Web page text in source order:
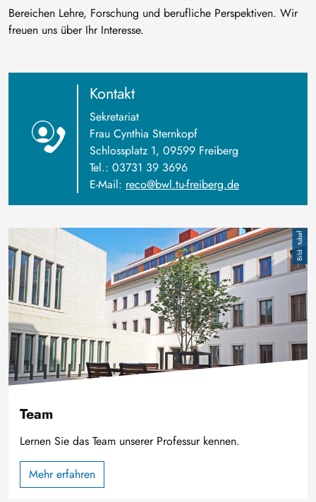
Bereichen Lehre, Forschung und berufliche Perspektiven. Wir
freuen uns über Ihr Interesse.
Kontakt
Sekretariat
Frau Cynthia Sternkopf
Schlossplatz 1, 09599 Freiberg
Tel.: 03731 39 3696
E-Mail: reco@bwl.tu-freiberg.de
tubaf
Team
Lernen Sie das Team unserer Professur kennen.
Mehr erfahren